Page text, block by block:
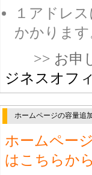
１アドレ
かかりま
>> お申
ジネスオフ
ホームページの容量追
ホームペー
はこちらか